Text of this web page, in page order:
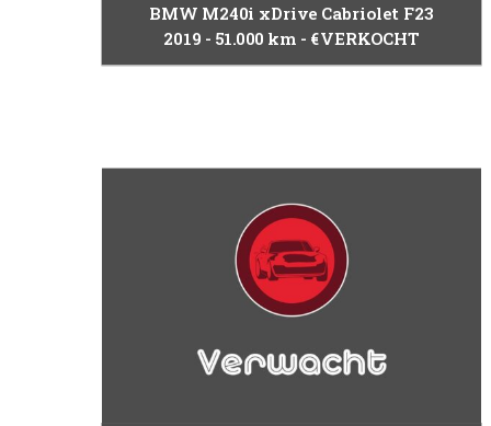
BMW M240i xDrive Cabriolet F23
2019
51.000 km €VERKOCHT